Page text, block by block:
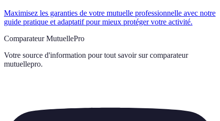
Maximisez les garanties de votre mutuelle professionnelle avec notre
guide pratique et adaptatif pour mieux protéger votre activité.
Comparateur MutuellePro
Votre source d'information pour tout savoir sur comparateur
mutuellepro.